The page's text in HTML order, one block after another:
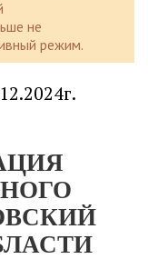
не
режим.